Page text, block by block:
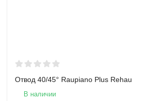
Отвод 40/45° Raupiano Plus Rehau
В наличии